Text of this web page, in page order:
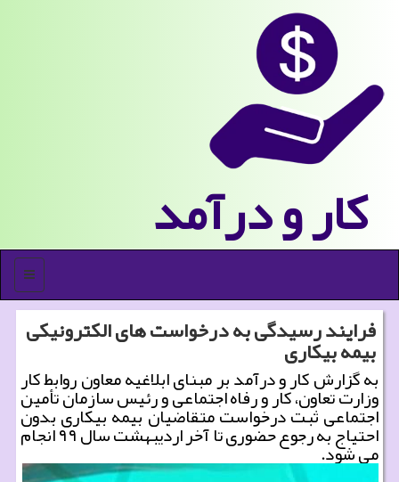
كار و درآمد
منو
فرایند رسیدگی به درخواست های الكترونیكی
بیمه بیكاری
به گزارش كار و درآمد بر مبنای ابلاغیه معاون روابط كار
وزارت تعاون، كار و رفاه اجتماعی و رئیس سازمان تأمین
اجتماعی ثبت درخواست متقاضیان بیمه بیكاری بدون
احتیاج به رجوع حضوری تا آخر اردیبهشت سال ۹۹ انجام
می شود.